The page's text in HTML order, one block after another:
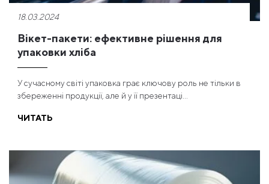
18.03.2024
Вікет-пакети: ефективне рішення для
упаковки хліба
У сучасному світі упаковка грає ключову роль не тільки в
збереженні продукції, але й у її презентаці...
ЧИТАТЬ